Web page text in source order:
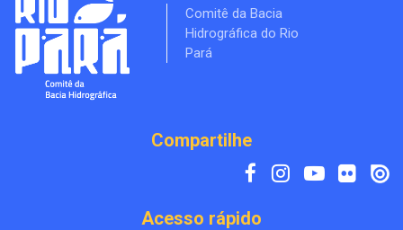
Comitê da Bacia
Hidrográfica do Rio
Pará
Compartilhe
Acesso rápido